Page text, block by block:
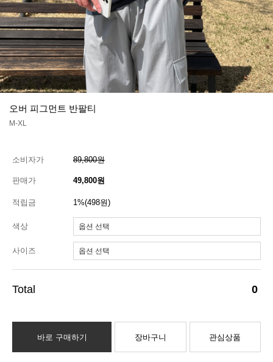
오버 피그먼트 반팔티
M-XL
소비자가 89,800원
판매가 49,800원
적립금 1%(498원)
색상
사이즈
0
바로 구매하기 장바구니 관심상품